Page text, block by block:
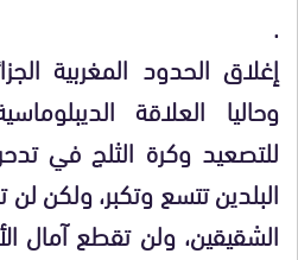
.
إغلاق الحدود المغربية
وحاليا العلاقة
للتصعيد وكرة الثلج في
البلدين تتسع وتكبر، ولكن
الشقيقين، ولن تقطع آمال